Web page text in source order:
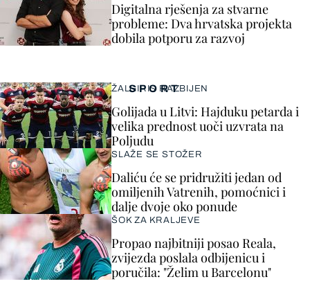
SPORT
ŽALGIRIS RAZBIJEN
Golijada u Litvi: Hajduku petarda i
velika prednost uoči uzvrata na
Poljudu
SLAŽE SE STOŽER
Daliću će se pridružiti jedan od
omiljenih Vatrenih, pomoćnici i
dalje dvoje oko ponude
ŠOK ZA KRALJEVE
Propao najbitniji posao Reala,
zvijezda poslala odbijenicu i
poručila: "Želim u Barcelonu"
Digitalna rješenja za stvarne
probleme: Dva hrvatska projekta
dobila potporu za razvoj